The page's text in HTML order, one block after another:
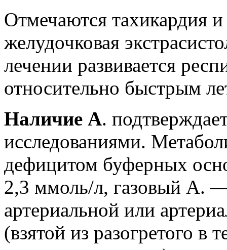
Отмечаются тахикардия
желудочковая
лечении развивается
относительно быстрым
Наличие А.
исследованиями.
дефицитом буферных
2,3 ммоль/л, газовый А.
артериальной или
(взятой из разогретого в